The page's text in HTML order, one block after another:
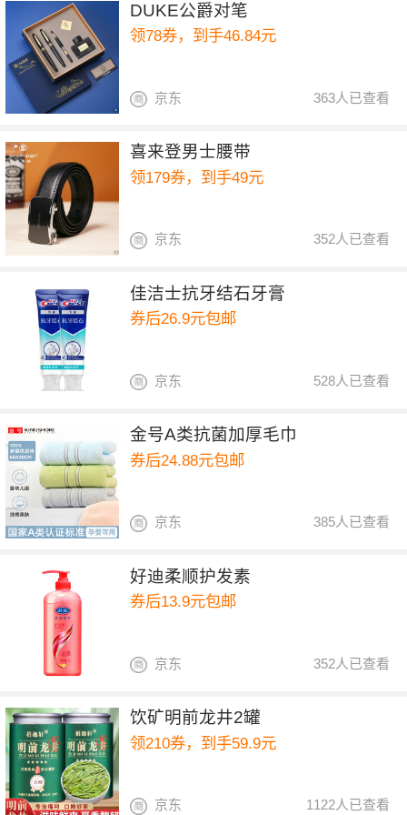
DUKE公爵对笔
领78券，到手46.84元
363人已查看
京东
喜来登男士腰带
领179券，到手49元
352人已查看
京东
佳洁士抗牙结石牙膏
券后26.9元包邮
528人已查看
京东
金号A类抗菌加厚毛巾
券后24.88元包邮
385人已查看
京东
好迪柔顺护发素
券后13.9元包邮
352人已查看
京东
饮矿明前龙井2罐
领210券，到手59.9元
1122人已查看
京东